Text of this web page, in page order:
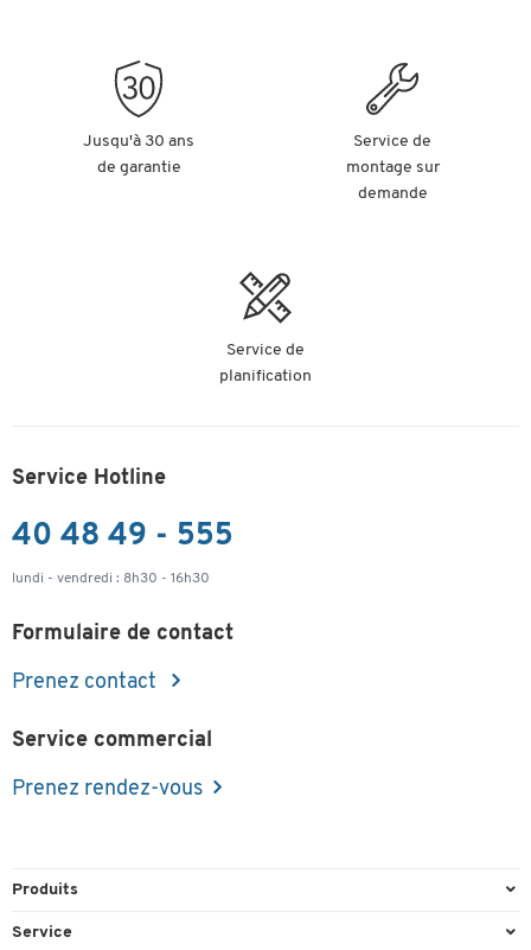
Jusqu'à 30 ans
de garantie
Service de
montage sur
demande
Service de
planification
Service Hotline
40 48 49 - 555
lundi - vendredi : 8h30 - 16h30
Formulaire de contact
Prenez contact
Service commercial
Prenez rendez-vous
Produits
Emballage et expédition
Service